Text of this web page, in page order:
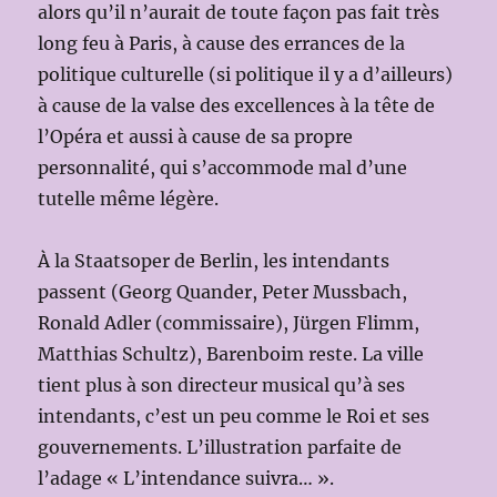
alors qu’il n’aurait de toute façon pas fait très
long feu à Paris, à cause des errances de la
politique culturelle (si politique il y a d’ailleurs)
à cause de la valse des excellences à la tête de
l’Opéra et aussi à cause de sa propre
personnalité, qui s’accommode mal d’une
tutelle même légère.
À la Staatsoper de Berlin, les intendants
passent (Georg Quander, Peter Mussbach,
Ronald Adler (commissaire), Jürgen Flimm,
Matthias Schultz), Barenboim reste. La ville
tient plus à son directeur musical qu’à ses
intendants, c’est un peu comme le Roi et ses
gouvernements. L’illustration parfaite de
l’adage « L’intendance suivra… ».